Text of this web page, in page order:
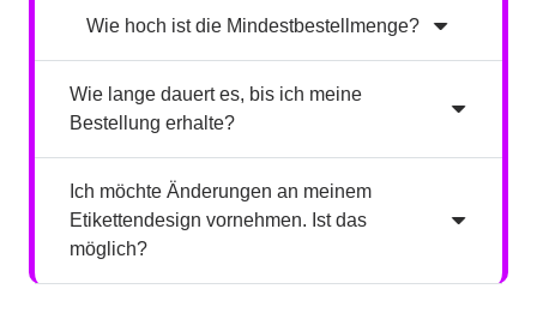
Wie hoch ist die Mindestbestellmenge?
Wie lange dauert es, bis ich meine
Bestellung erhalte?
Ich möchte Änderungen an meinem
Etikettendesign vornehmen. Ist das
möglich?